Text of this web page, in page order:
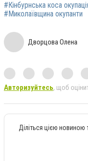
#Кінбурнська коса
#Миколаївщина окупанти
Дворцова Олена
Авторизуйтесь, щоб
Діліться цією новиною